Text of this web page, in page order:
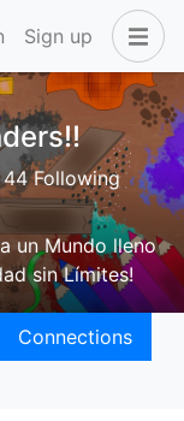
Sign up
Following
un Mundo lleno
sin Límites!
Connections